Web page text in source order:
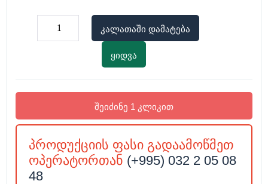
კალათაში დამატება
ყიდვა
შეიძინე 1 კლიკით
პროდუქციის ფასი გადაამოწმეთ
ოპერატორთან (+995) 032 2 05 08
48